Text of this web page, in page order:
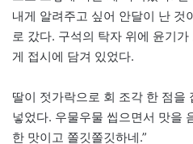
내게 알려주고 싶어 안달이 난 것
로 갔다. 구석의 탁자 위에 윤기
게 접시에 담겨 있었다.
딸이 젓가락으로 회 조각 한 점을
넣었다. 우물우물 씹으면서 맛을
한 맛이고 쫄깃쫄깃하네.”